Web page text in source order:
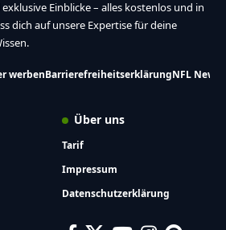
Einblicke – alles kostenlos und in
dich auf unsere Expertise für deine
werbenBarrierefreiheitserklärungNFL News
Über uns
Tarif
Impressum
Datenschutzerklärung